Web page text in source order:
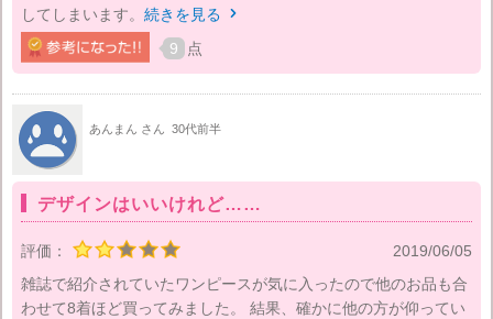
してしまいます。続きを見る 
9 点
あんまん さん 30代前半
デザインはいいけれど……
評価：
2019/06/05
雑誌で紹介されていたワンピースが気に入ったので他のお品も合
わせて8着ほど買ってみました。 結果、確かに他の方が仰ってい